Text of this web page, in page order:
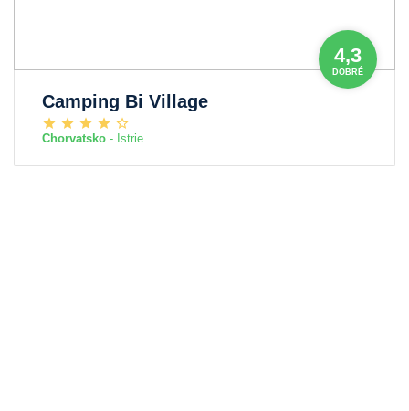
4,3
DOBRÉ
Camping Bi Village
Chorvatsko - Istrie